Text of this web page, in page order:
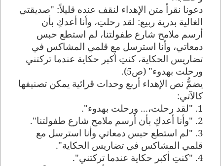
دعونا نقرأ متن الإهداء لنقف عنده قليلاً: "صديقتي
الغالية بدرية ربيع: لقد رحلتِ، وأنا أعدكِ بأن
أرسم ملامح شارع طفولتنا، لم استطع حبس
دمعاتي، وأنا استرسل مع قلمي المشاكس في
تضاريس الحكاية، كنتِ أكبر حكاية عندما تركتني
ورحلت بهدوء" (ص5).
يضمُّ نص الإهداء أربع وحدات قرائية يمكن تصنيفها
كالآتي:
1. "لقد رحلت،... ورحلت بهدوء".
2. "وأنا أعدكِ بأن أرسم ملامح شارع طفولتنا".
3. "لم استطع حبس دمعاتي وأنا استرسل مع
قلمي المشاكس في تضاريس الحكاية".
4. "كنتِ أكبر حكاية عندما تركتني".